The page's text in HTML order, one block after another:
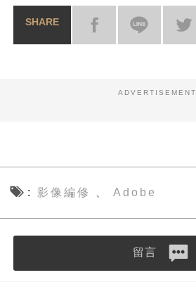
SHARE
ADVERTISEMENT
影像編修 、 Adobe
留言